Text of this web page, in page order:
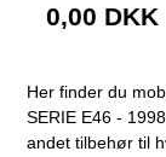
0,00 DKK
Her finder du
SERIE E46 -
andet tilbehør til